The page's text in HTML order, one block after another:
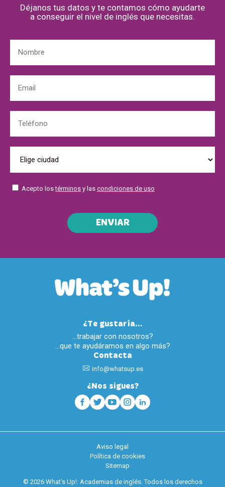
Déjanos tus datos y te contamos cómo ayudarte
a conseguir el nivel de inglés que necesitas.
Acepto lostérminos y las condiciones de uso
ENVIAR
¿Te gustaría...
…trabajar con nosotros?
…que te ayudáramos en algo más?
Contacta
info@whatsup.es
¿Nos sigues?
Aviso legal
Política de cookies
Sitemap
© 2026 What's Up!: Academias de inglés. Todos los derechos